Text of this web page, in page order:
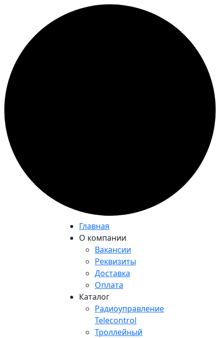
Главная
О компании
Вакансии
Реквизиты
Доставка
Оплата
Каталог
Радиоуправление
Telecontrol
Троллейный